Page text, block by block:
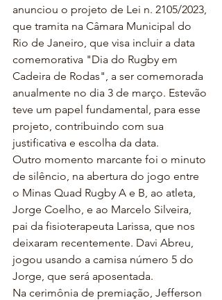
anunciou o projeto de Lei n. 2105/2023,
que tramita na Câmara Municipal do
Rio de Janeiro, que visa incluir a data
comemorativa "Dia do Rugby em
Cadeira de Rodas", a ser comemorada
anualmente no dia 3 de março. Estevão
teve um papel fundamental, para esse
projeto, contribuindo com sua
justificativa e escolha da data.
Outro momento marcante foi o minuto
de silêncio, na abertura do jogo entre
o Minas Quad Rugby A e B, ao atleta,
Jorge Coelho, e ao Marcelo Silveira,
pai da fisioterapeuta Larissa, que nos
deixaram recentemente. Davi Abreu,
jogou usando a camisa número 5 do
Jorge, que será aposentada.
Na cerimônia de premiação, Jefferson